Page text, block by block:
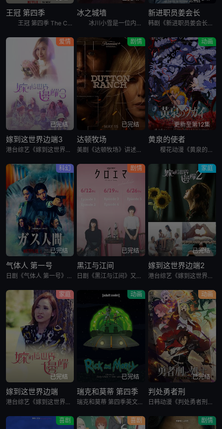
王冠 第四季
王冠 第四季 The Crown Season 4涵盖1977年到1990年的事件，撒切尔夫人和戴安娜正式登场。1970年代来到尾声，英女王伊丽莎白 (Olivia Colman)一家煞费苦心为年
冰之城墙
冰川小雪是一位内向的学生，她总是向外筑起一道高高的心墙，只跟儿时好友安昙美姫互动。有一天，名叫雨宫凑的男孩，没来由地开始试图打进小雪的心房，扰乱了她平静的生活。 孤僻的小雪、受欢迎的美姫、没有边界
新进职员姜会长
韩剧《新进职员姜会长》改编自同名小说。韩国10大财阀崔成集团的会长姜龙浩在宣布隐退后，与从天而降的新员工相撞，莫名其妙进入该员工身体后发生的故事。
爱情
已完结
嫁到这世界边端3
港台综艺《嫁到这世界边端3》又名：嫁到這世界邊端3，讲述了：尋找嫁到世界邊端的香港人妻故事，旅程踏入第三季，主持陳貝兒更無畏沿途艱險，尋至冷門的國度，包括非洲的尼日利亞、摩洛哥與埃及，還有新疆、法國阿
剧情
已完结
达顿牧场
美剧《达顿牧场》讲述了，抛开《黄石》时期经历的阴影，Beth和Rip努力共筑未来，但他们遭遇了残酷的新现实，以及一家不择手段、只为保住自己帝国的无情敌对牧场。在南得克萨斯州，血脉之深远胜于一切，宽恕转
动画
更新至第12集
黄泉的使者
樱花动漫《黄泉的使者》讲述了，月落和亚晨是一对双胞胎兄妹，他们在一个与世隔绝的深山小村落里出生，被称为“分隔夜与昼的双子”。他们拥有获得特殊力量的资格，一场围绕他们的双使战斗也随之展开。 &nbs
科幻
已完结
气体人 第一号
日剧《气体人 第一号》又名：气体人第一号,气体人 第1号,气体人,Human Vapor,ガス人間，讲述了：冈本贤治（小栗旬 饰）是一位停职中的刑警，受命追查造成一连串离奇命案的罪魁祸首。一切始于一位
剧情
已完结
黑江与江间
日剧《黑江与江间》又名：黑江间,克洛伊与艾玛,克洛伊玛,克萝埃艾玛,クロエマ，讲述了：故事围绕着同时失去工作、恋人和住所的30岁女性艾玛展开。她在落魄之际偶遇神秘资产家克洛伊，两人随即在后者的豪宅中开
家庭
已完结
嫁到这世界边端2
港台综艺《嫁到这世界边端2》又名：Faraway Brides,嫁到這世界邊端2，讲述了：香港女生嫁往異地，表面看來既浪漫又夢幻，背後卻可能附帶淚水和犧牲！主持陳貝兒再次出發，追尋多位嫁到這世界邊端的
家庭
已完结
嫁到这世界边端
港台综艺《嫁到这世界边端》又名：Faraway Brides,嫁到這世界邊端，讲述了：不少香港女士夢想做過埠新娘，現實真的如夢想般完美？有女士遠嫁德國，語言、文化、人脈全然陌生，工作、婆媳相處困難重重
动画
已完结
瑞克和莫蒂 第四季
瑞克和莫蒂 第四季英文名为Rick and Morty Season 4，是2019美国科幻冒险动漫。Rick（瑞克）和Morty（莫蒂）讲述了地球C-137（S1-06之后转移到的时空N/A（可在S2-02Jerry寄托所中Rick填的表格中看到）之前的时空由于Rick的药水使除了Morty一家
动画
已完结
判处勇者刑
日韩动漫《判处勇者刑》又名：勇者刑に処す,勇者处刑 惩罚勇者9004队服刑记录,勇者刑に処す 懲罰勇者9004隊刑務記録，讲述了：勇者刑是最严重的刑罚。犯了大罪被判处勇者刑的人，将受到勇者的惩罚。所谓
喜剧 喜剧 剧情